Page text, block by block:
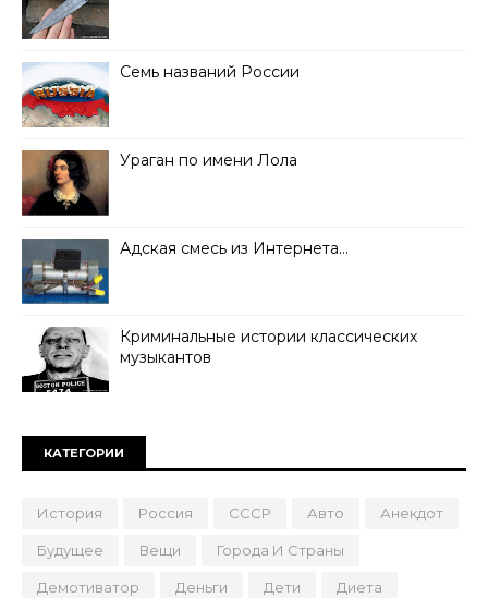
Семь названий России
Ураган по имени Лола
Адская смесь из Интернета…
Криминальные истории классических
музыкантов
КАТЕГОРИИ
История Россия СССР Авто Анекдот
Будущее Вещи Города И Страны
Демотиватор Деньги Дети Диета